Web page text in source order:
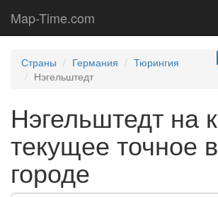
Map-Time.com
Страны Германия
Тюрингия
Нэгельштедт
Нэгельштедт на
текущее точное
городе